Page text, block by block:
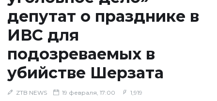
депутат о празднике в
ИВС для
подозреваемых в
убийстве Шерзата
ZTB NEWS 19 февраля, 17:00 1,919